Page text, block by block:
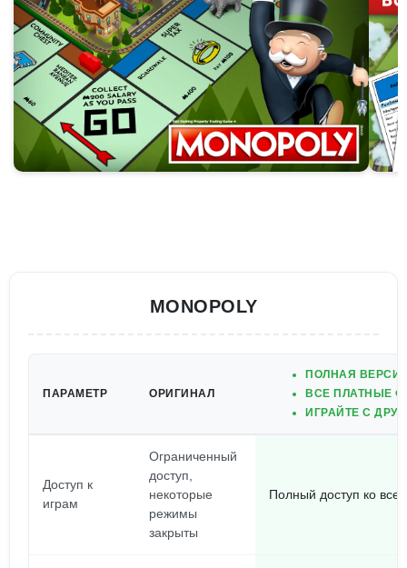
MONOPOLY
ПАРАМЕТР ОРИГИНАЛ
ПОЛНАЯ
ВСЕ ПЛАТНЫЕ
ИГРАЙТЕ С
Доступ к
играм
Ограниченный
доступ,
некоторые
режимы
закрыты
Полный доступ ко